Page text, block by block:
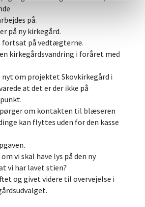
på.
på ny kirkegård.
fortsat på vedtægterne.
kirkegårdsvandring i foråret med
om projektet Skovkirkegård i
at det er der ikke på
om kontakten til blæseren
kan flyttes uden for den kasse
vi skal have lys på den ny
vi har lavet stien?
og givet videre til overvejelse i